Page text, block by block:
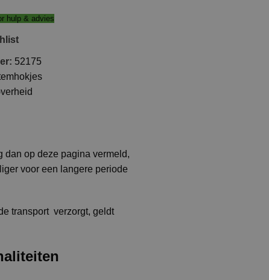
hulp & advies
52175
dan op deze pagina vermeld,
voor een langere periode
transport verzorgt, geldt